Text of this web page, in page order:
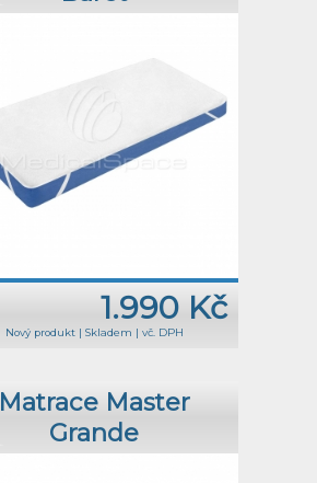
1.990 Kč
Nový produkt | Skladem | vč. DPH
Matrace Master
Grande